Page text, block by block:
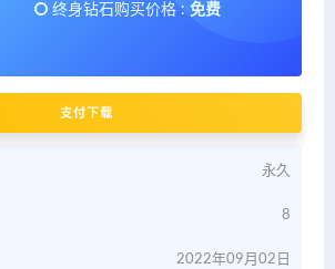
终身钻石购买价格 : 免费
支付下载
永久
8
2022年09月02日